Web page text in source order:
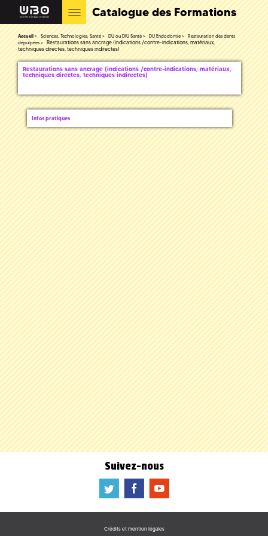
Catalogue des Formations
Accueil Sciences, Technologies, Santé DU ou DIU Santé DU Endodontie
Restauration des dents
dépulpées
Restaurations sans ancrage (indications /contre-indications, matériaux,
techniques directes, techniques indirectes)
Restaurations sans ancrage (indications /contre-indications, matériaux,
techniques directes, techniques indirectes)
Infos pratiques
Suivez-nous
a b f
Crédits et mention légales